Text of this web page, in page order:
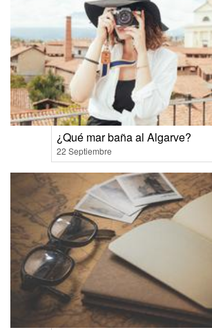
¿Qué mar baña al Algarve?
22 Septiembre